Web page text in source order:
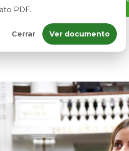
PDF.
Cerrar Ver documento